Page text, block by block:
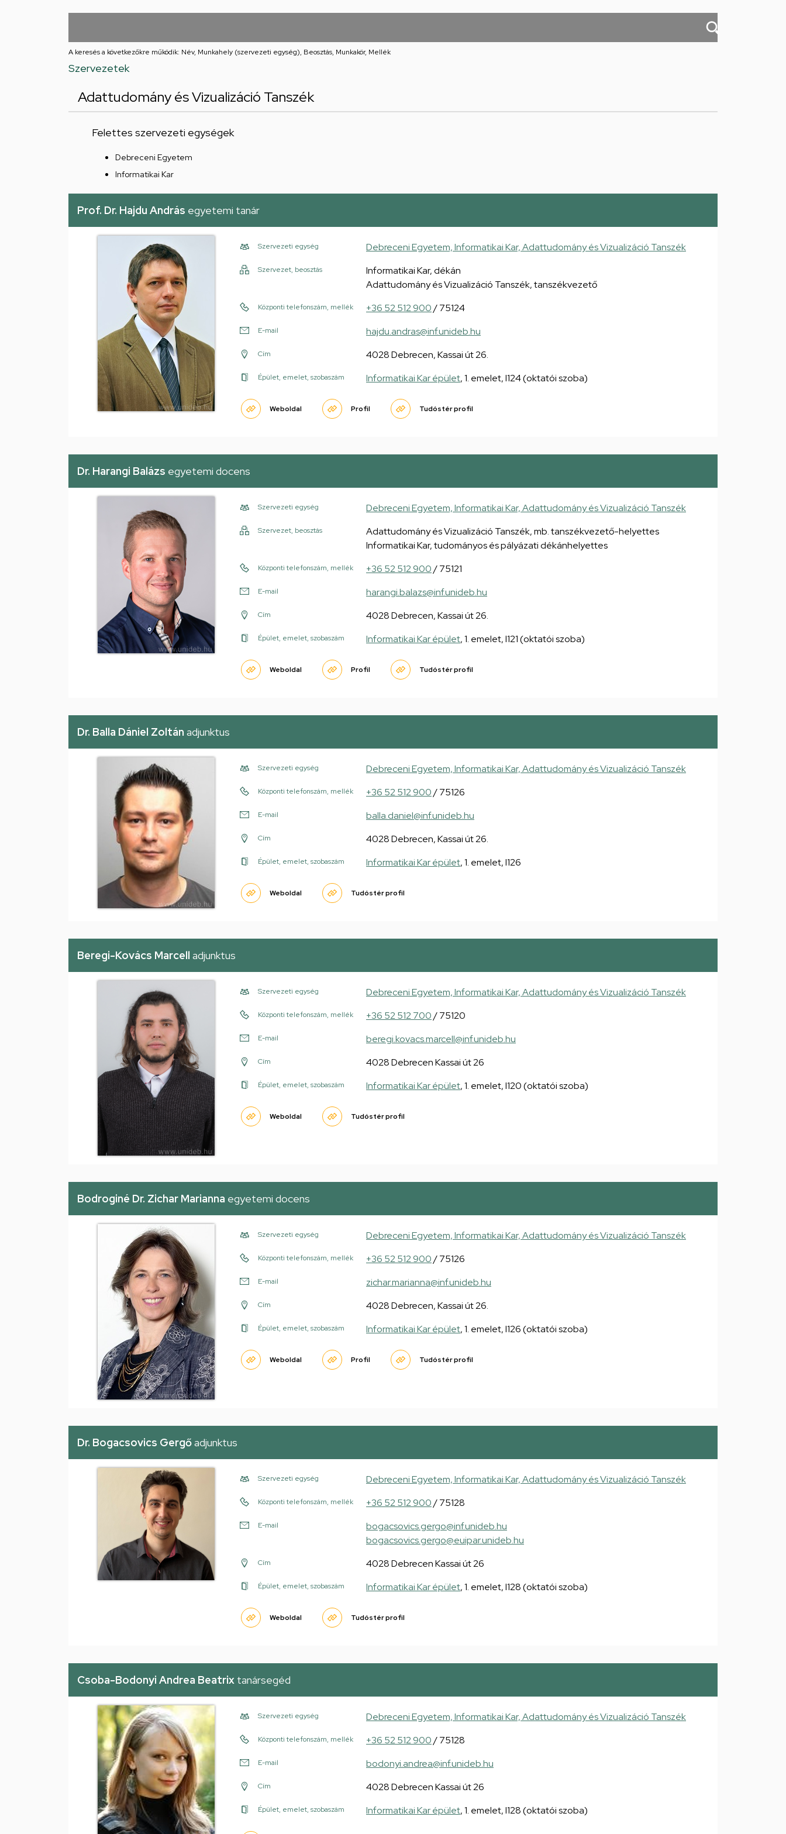
Iskolája
feladatellátási
A keresés a következőkre működik: Név, Munkahely (szervezeti egység), Beosztás, Munkakör, Mellék
Szervezetek
Adattudomány és Vizualizáció Tanszék
Felettes szervezeti egységek
Debreceni Egyetem
Informatikai Kar
Prof. Dr. Hajdu András egyetemi tanár
Szervezeti egység Debreceni Egyetem, Informatikai Kar, Adattudomány és Vizualizáció Tanszék
Szervezet, beosztás
Informatikai Kar, dékán
Adattudomány és Vizualizáció Tanszék, tanszékvezető
Központi telefonszám, mellék +36 52 512 900/ 75124
E-mail hajdu.andras@inf.unideb.hu
Cím 4028 Debrecen, Kassai út 26.
Épület, emelet, szobaszám Informatikai Kar épület, 1. emelet, I124 (oktatói szoba)
Weboldal Profil Tudóstér profil
Dr. Harangi Balázs egyetemi docens
Szervezeti egység Debreceni Egyetem, Informatikai Kar, Adattudomány és Vizualizáció Tanszék
Szervezet, beosztás
Adattudomány és Vizualizáció Tanszék, mb. tanszékvezető-helyettes
Informatikai Kar, tudományos és pályázati dékánhelyettes
Központi telefonszám, mellék +36 52 512 900/ 75121
E-mail harangi.balazs@inf.unideb.hu
Cím 4028 Debrecen, Kassai út 26.
Épület, emelet, szobaszám Informatikai Kar épület, 1. emelet, I121 (oktatói szoba)
Weboldal Profil Tudóstér profil
Dr. Balla Dániel Zoltán adjunktus
Szervezeti egység Debreceni Egyetem, Informatikai Kar, Adattudomány és Vizualizáció Tanszék
Központi telefonszám, mellék +36 52 512 900/ 75126
E-mail balla.daniel@inf.unideb.hu
Cím 4028 Debrecen, Kassai út 26.
Épület, emelet, szobaszám Informatikai Kar épület, 1. emelet, I126
Weboldal Tudóstér profil
Beregi-Kovács Marcell adjunktus
Szervezeti egység Debreceni Egyetem, Informatikai Kar, Adattudomány és Vizualizáció Tanszék
Központi telefonszám, mellék +36 52 512 700/ 75120
E-mail beregi.kovacs.marcell@inf.unideb.hu
Cím 4028 Debrecen Kassai út 26
Épület, emelet, szobaszám Informatikai Kar épület, 1. emelet, I120 (oktatói szoba)
Weboldal Tudóstér profil
Bodroginé Dr. Zichar Marianna egyetemi docens
Szervezeti egység Debreceni Egyetem, Informatikai Kar, Adattudomány és Vizualizáció Tanszék
Központi telefonszám, mellék +36 52 512 900/ 75126
E-mail zichar.marianna@inf.unideb.hu
Cím 4028 Debrecen, Kassai út 26.
Épület, emelet, szobaszám Informatikai Kar épület, 1. emelet, I126 (oktatói szoba)
Weboldal Profil Tudóstér profil
Dr. Bogacsovics Gergőadjunktus
Szervezeti egység Debreceni Egyetem, Informatikai Kar, Adattudomány és Vizualizáció Tanszék
Központi telefonszám, mellék +36 52 512 900/ 75128
E-mail
bogacsovics.gergo@inf.unideb.hu
bogacsovics.gergo@euipar.unideb.hu
Cím 4028 Debrecen Kassai út 26
Épület, emelet, szobaszám Informatikai Kar épület, 1. emelet, I128 (oktatói szoba)
Weboldal Tudóstér profil
Csoba-Bodonyi Andrea Beatrix tanársegéd
Szervezeti egység Debreceni Egyetem, Informatikai Kar, Adattudomány és Vizualizáció Tanszék
Központi telefonszám, mellék +36 52 512 900/ 75128
E-mail bodonyi.andrea@inf.unideb.hu
Cím 4028 Debrecen Kassai út 26
Épület, emelet, szobaszám Informatikai Kar épület, 1. emelet, I128 (oktatói szoba)